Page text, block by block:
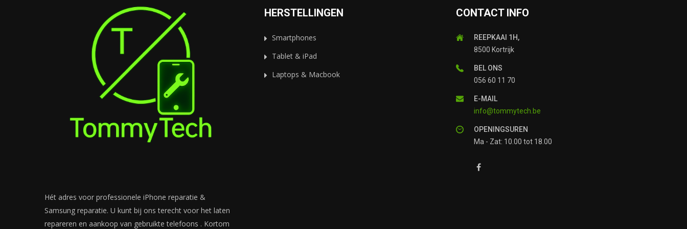
Hét adres voor professionele iPhone reparatie &
Samsung reparatie. U kunt bij ons terecht voor het laten
repareren en aankoop van gebruikte telefoons . Kortom
HERSTELLINGEN
Smartphones
Tablet & iPad
Laptops & Macbook
CONTACT INFO
REEPKAAI 1H,
8500 Kortrijk
BEL ONS
056 60 11 70
E-MAIL
info@tommytech.be
OPENINGSUREN
Ma - Zat: 10.00 tot 18.00